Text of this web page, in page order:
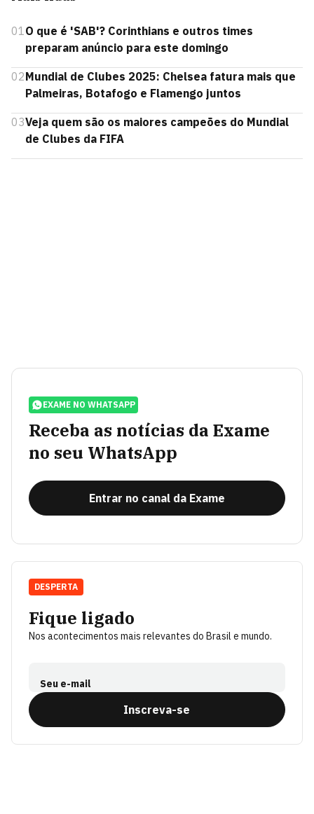
01O que é 'SAB'? Corinthians e outros times
preparam anúncio para este domingo
02Mundial de Clubes 2025: Chelsea fatura mais que
Palmeiras, Botafogo e Flamengo juntos
03Veja quem são os maiores campeões do Mundial
de Clubes da FIFA
EXAME NO WHATSAPP
Receba as notícias da Exame
no seu WhatsApp
Entrar no canal da Exame
Fique ligado
Nos acontecimentos mais relevantes do Brasil e mundo.
Seu e-mail
Inscreva-se
DESPERTA